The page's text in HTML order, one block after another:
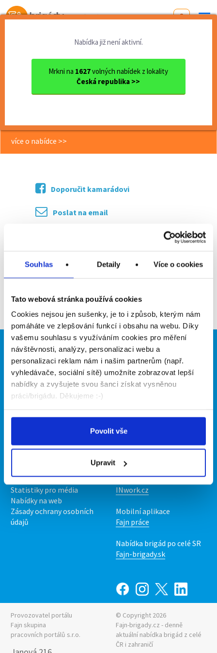
Souhlas Detaily Více o cookies
Tato webová stránka používá cookies
Cookies nejsou jen sušenky, je to i způsob, kterým nám
pomáháte ve zlepšování funkcí i obsahu na webu. Díky
vašemu souhlasu s využíváním cookies pro měření
návštěvnosti, analýzy, personalizaci webu a
personalizaci reklam nám i našim partnerům (např.
vyhledávače, sociální sítě) umožníte zobrazovat lepší
nabídky a zvyšujete svou šanci získat vysněnou
práci/brigádu. Děkujeme :-)
Povolit vše
Upravit
Od první brigády
Nabídka již není aktivní.
Mrkni na 1627volných nabídek z lokality
Česká republika >>
Jihomoravský kraj
okres Brno - venkov
Noční brigáda ve výrobě – a...
Noční brigáda ve výrobě – až 36 000
více o nabídce >>
Doporučit kamarádovi
Poslat na email
Zpět
Brigádníci
Články
Hledané brigády
Firmy
Vložit inzerát
Ceník
Kontakt
Upravit předvolby cookies
Statistiky pro média
Nabídky na web
Zásady ochrany osobních
údajů
Naše další projekty
Mobilní aplikace
Nabídka práce z celé ČR
INwork.cz
Mobilní aplikace
Fajn práce
Nabídka brigád po celé SR
Fajn-brigady.sk
Provozovatel portálu
Fajn skupina
pracovních portálů s.r.o.
© Copyright 2026
Fajn-brigady.cz - denně
aktuální nabídka brigád z celé
ČR i zahraničí